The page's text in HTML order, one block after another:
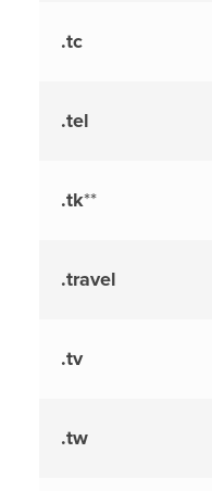
.tc
.tel
.tk**
.travel
.tv
.tw